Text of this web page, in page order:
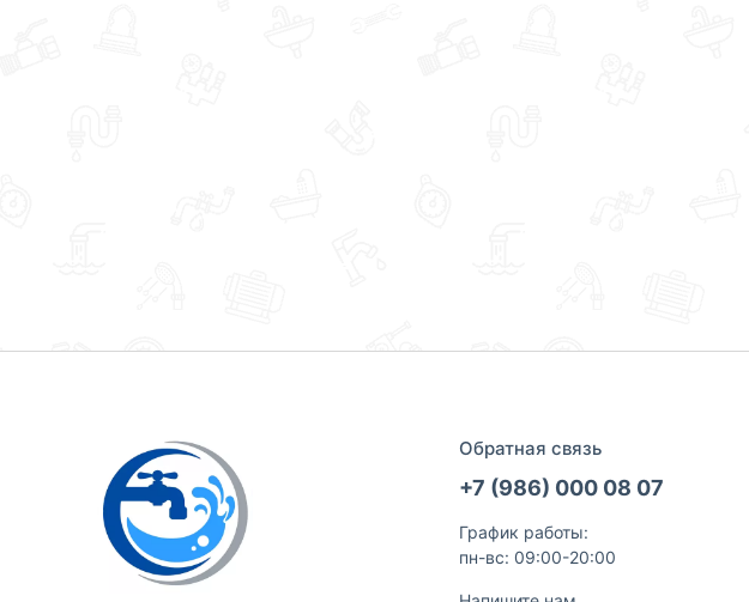
Обратная связь
+7 (986) 000 08 07
График работы:
пн-вс: 09:00-20:00